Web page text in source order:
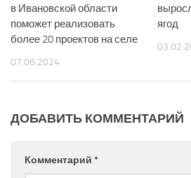
в Ивановской области
поможет реализовать
более 20 проектов на селе
07.06.2024
ягод
ДОБАВИТЬ КОММЕНТАРИЙ
Комментарий *